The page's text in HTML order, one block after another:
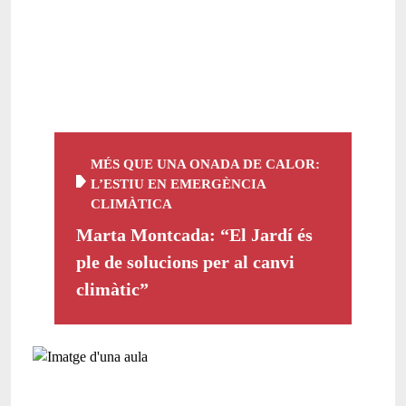
MÉS QUE UNA ONADA DE CALOR:
L’ESTIU EN EMERGÈNCIA
CLIMÀTICA
Marta Montcada: “El Jardí és
ple de solucions per al canvi
climàtic”